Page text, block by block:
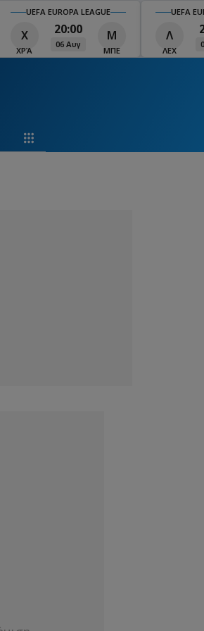
UEFA EUROPA LEAGUE
Χ
ΧΡΆ
20:00
06 Αυγ
Μ
ΜΠΕ
UEFA
Λ
ΛΕΧ